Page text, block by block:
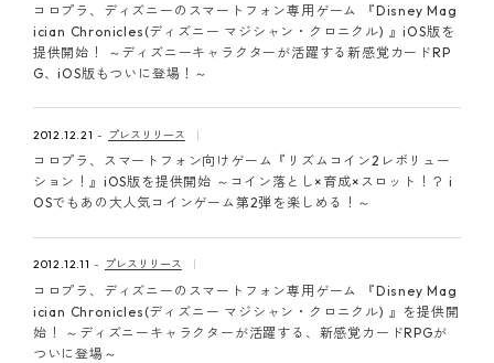
EN
コロプラ、ディズニーのスマートフォン専用ゲーム 『Disney Mag
ician Chronicles(ディズニー マジシャン・クロニクル) 』iOS版を
提供開始！ ～ディズニーキャラクターが活躍する新感覚カードRP
G、iOS版もついに登場！～
2012.12.21 プレスリリース
コロプラ、スマートフォン向けゲーム『リズムコイン2レボリュー
ション！』iOS版を提供開始 ～コイン落とし×育成×スロット！？ i
OSでもあの大人気コインゲーム第2弾を楽しめる！～
2012.12.11 プレスリリース
コロプラ、ディズニーのスマートフォン専用ゲーム 『Disney Mag
ician Chronicles(ディズニー マジシャン・クロニクル) 』を提供開
始！ ～ディズニーキャラクターが活躍する、新感覚カードRPGが
ついに登場～